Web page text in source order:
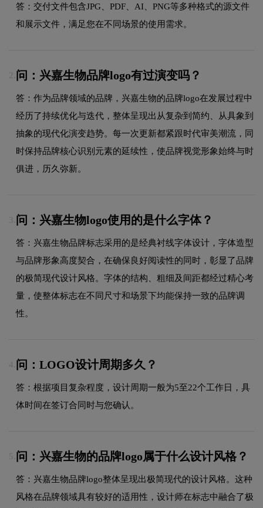
答：交付文件包含JPG、PDF、AI、PNG等多种格式的源文件
和展示文件，满足您在不同场景的使用需求。
2. 问：兴嘉生物品牌logo有过演变吗？
答：作为品牌领域的品牌，兴嘉生物的品牌logo在发展过程中
经历了持续优化与迭代，整体呈现出从复杂到简约、从具象到
抽象的现代化演变趋势。每一次更新都紧跟时代审美潮流，同
时保持品牌核心识别元素的延续性，使品牌视觉形象始终与时
俱进，历久弥新。
3. 问：兴嘉生物logo使用的是什么字体？
答：兴嘉生物品牌标志采用的是经典衬线字体设计，字体造型
与品牌形象高度契合，在确保良好阅读性的同时，彰显了品牌
的极简现代设计风格。字体的结构、粗细及间距都经过精心考
量，使整体标志在不同尺寸和场景下均能保持一致的品牌调
性。
4. 问：LOGO设计周期多久？
答：根据项目复杂程度，设计周期一般为5至22个工作日，具
体时间在签订合同时与您确认。
5. 问：兴嘉生物的品牌logo属于什么设计风格？
答：兴嘉生物品牌logo整体呈现出极简现代的设计风格。这种
风格在品牌领域具有较好的适用性，设计师在标志中融合了极